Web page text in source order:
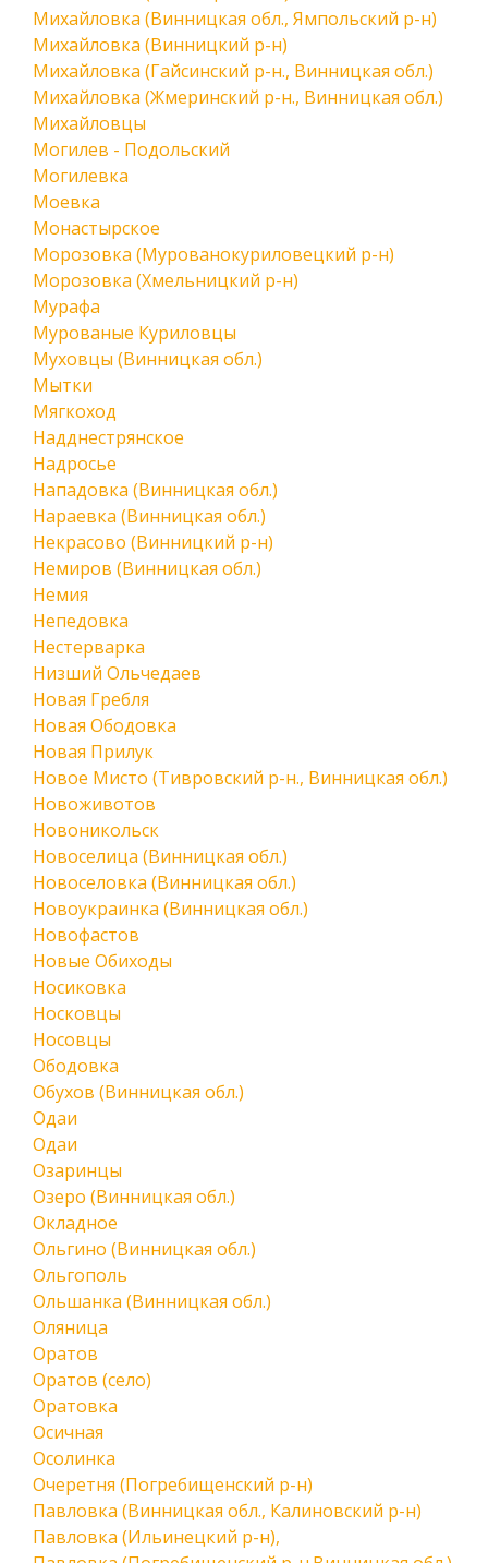
Михайловка (Винницкая обл., Ямпольский р-н)
Михайловка (Винницкий р-н)
Михайловка (Гайсинский р-н., Винницкая обл.)
Михайловка (Жмеринский р-н., Винницкая обл.)
Михайловцы
Могилев - Подольский
Могилевка
Моевка
Монастырское
Морозовка (Мурованокуриловецкий р-н)
Морозовка (Хмельницкий р-н)
Мурафа
Мурованые Куриловцы
Муховцы (Винницкая обл.)
Мытки
Мягкоход
Надднестрянское
Надросье
Нападовка (Винницкая обл.)
Нараевка (Винницкая обл.)
Некрасово (Винницкий р-н)
Немиров (Винницкая обл.)
Немия
Непедовка
Нестерварка
Низший Ольчедаев
Новая Гребля
Новая Ободовка
Новая Прилук
Новое Мисто (Тивровский р-н., Винницкая обл.)
Новоживотов
Новоникольск
Новоселица (Винницкая обл.)
Новоселовка (Винницкая обл.)
Новоукраинка (Винницкая обл.)
Новофастов
Новые Обиходы
Носиковка
Носковцы
Носовцы
Ободовка
Обухов (Винницкая обл.)
Одаи
Одаи
Озаринцы
Озеро (Винницкая обл.)
Окладное
Ольгино (Винницкая обл.)
Ольгополь
Ольшанка (Винницкая обл.)
Оляница
Оратов
Оратов (село)
Оратовка
Осичная
Осолинка
Очеретня (Погребищенский р-н)
Павловка (Винницкая обл., Калиновский р-н)
Павловка (Ильинецкий р-н),